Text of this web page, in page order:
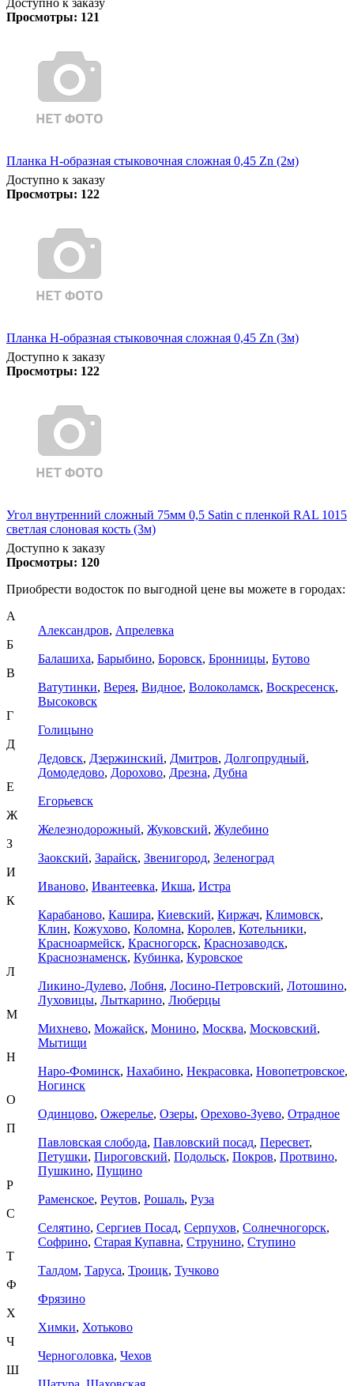
Просмотры: 121
Планка Н-образная стыковочная сложная 0,45 Zn (2м)
Доступно к заказу
Просмотры: 122
Планка Н-образная стыковочная сложная 0,45 Zn (3м)
Доступно к заказу
Просмотры: 122
Угол внутренний сложный 75мм 0,5 Satin с пленкой RAL 1015
светлая слоновая кость (3м)
Доступно к заказу
Просмотры: 120
Приобрести водосток по выгодной цене вы можете в городах:
А
Александров, Апрелевка
Б
Балашиха, Барыбино, Боровск, Бронницы, Бутово
В
Ватутинки, Верея, Видное, Волоколамск, Воскресенск,
Высоковск
Г
Голицыно
Д
Дедовск, Дзержинский, Дмитров, Долгопрудный,
Домодедово, Дорохово, Дрезна, Дубна
Е
Егорьевск
Ж
Железнодорожный, Жуковский, Жулебино
З
Заокский, Зарайск, Звенигород, Зеленоград
И
Иваново, Ивантеевка, Икша, Истра
К
Карабаново, Кашира, Киевский, Киржач, Климовск,
Клин, Кожухово, Коломна, Королев, Котельники,
Красноармейск, Красногорск, Краснозаводск,
Краснознаменск, Кубинка, Куровское
Л
Ликино-Дулево, Лобня, Лосино-Петровский, Лотошино,
Луховицы, Лыткарино, Люберцы
М
Михнево, Можайск, Монино, Москва, Московский,
Мытищи
Н
Наро-Фоминск, Нахабино, Некрасовка, Новопетровское,
Ногинск
О
Одинцово, Ожерелье, Озеры, Орехово-Зуево, Отрадное
П
Павловская слобода, Павловский посад, Пересвет,
Петушки, Пироговский, Подольск, Покров, Протвино,
Пушкино, Пущино
Р
Раменское, Реутов, Рошаль, Руза
С
Селятино, Сергиев Посад, Серпухов, Солнечногорск,
Софрино, Старая Купавна, Струнино, Ступино
Т
Талдом, Таруса, Троицк, Тучково
Ф
Фрязино
Х
Химки, Хотьково
Ч
Черноголовка, Чехов
Ш